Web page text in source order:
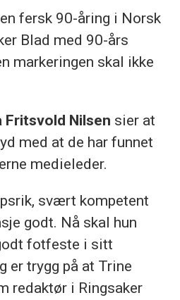
fersk 90-åring i Norsk
Blad med 90-års
markeringen skal ikke
Fritsvold Nilsen sier at
med at de har funnet
medieleder.
svært kompetent
godt. Nå skal hun
fotfeste i sitt
er trygg på at Trine
redaktør i Ringsaker